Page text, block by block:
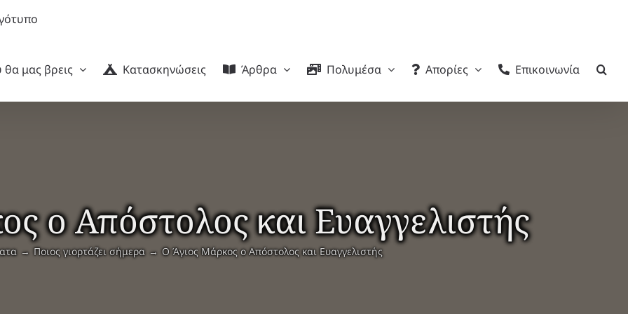
μας βρεις
Κατασκηνώσεις Άρθρα Πολυμέσα Απορίες Επικοινωνία
ο Απόστολος και Ευαγγελιστής
Ποιος γιορτάζει σήμερα Ο Άγιος Μάρκος ο Απόστολος και Ευαγγελιστής